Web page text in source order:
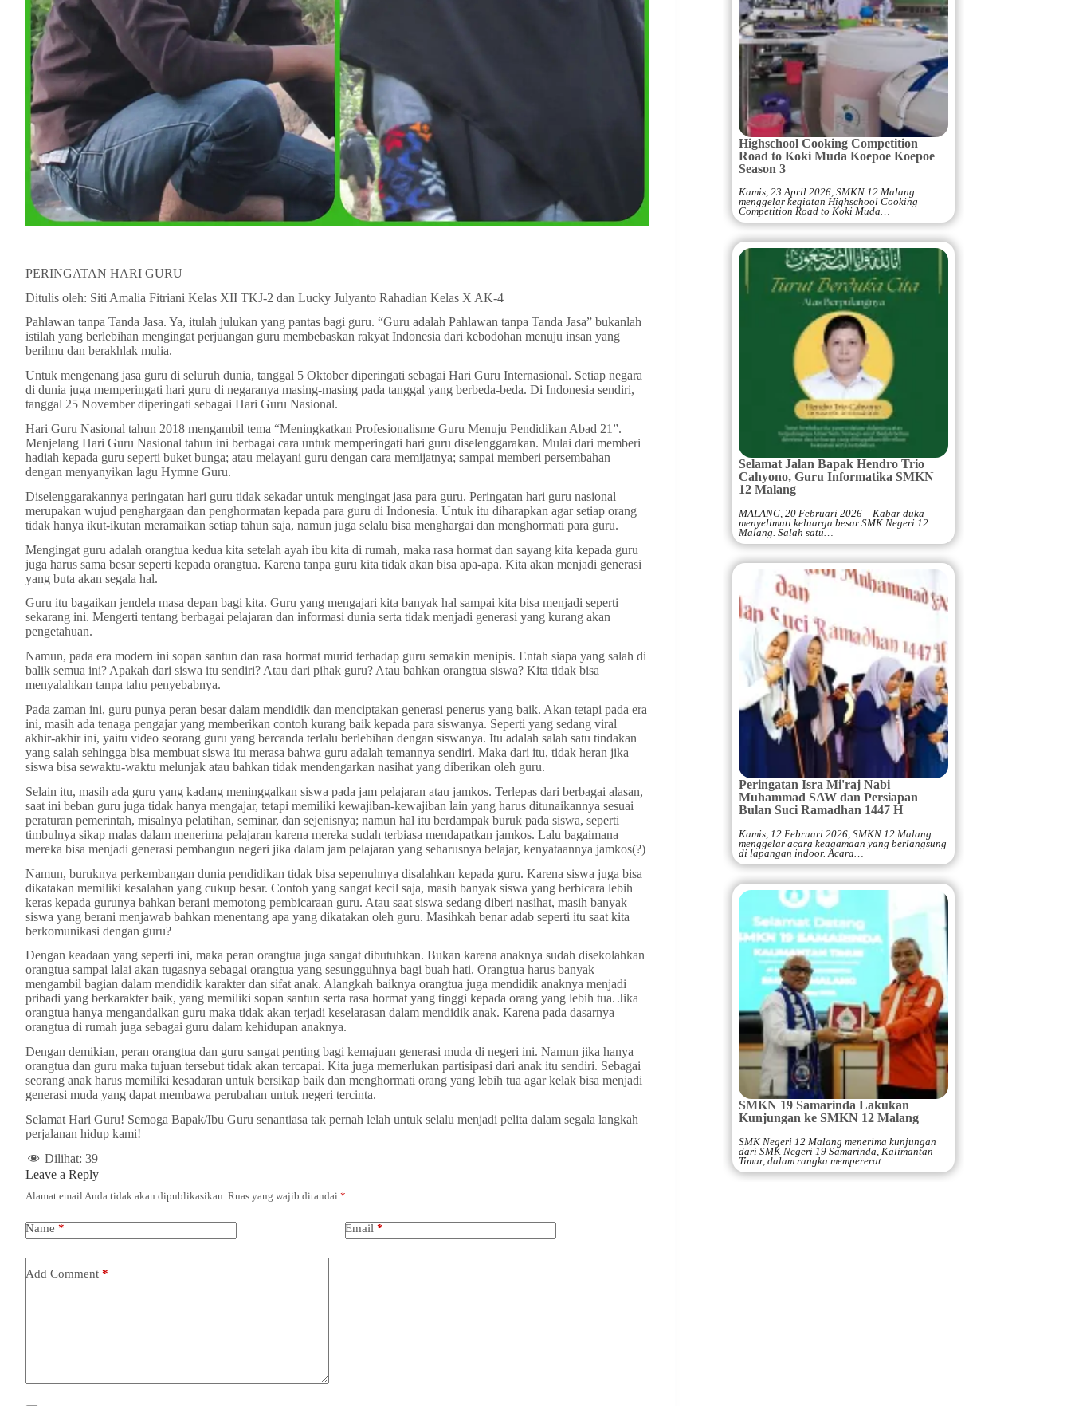
PERINGATAN HARI GURU
Ditulis oleh: Siti Amalia Fitriani Kelas XII TKJ-2 dan Lucky Julyanto Rahadian Kelas X AK-4
Pahlawan tanpa Tanda Jasa. Ya, itulah julukan yang pantas bagi guru. “Guru adalah Pahlawan tanpa Tanda Jasa” bukanlah
istilah yang berlebihan mengingat perjuangan guru membebaskan rakyat Indonesia dari kebodohan menuju insan yang
berilmu dan berakhlak mulia.
Untuk mengenang jasa guru di seluruh dunia, tanggal 5 Oktober diperingati sebagai Hari Guru Internasional. Setiap negara
di dunia juga memperingati hari guru di negaranya masing-masing pada tanggal yang berbeda-beda. Di Indonesia sendiri,
tanggal 25 November diperingati sebagai Hari Guru Nasional.
Hari Guru Nasional tahun 2018 mengambil tema “Meningkatkan Profesionalisme Guru Menuju Pendidikan Abad 21”.
Menjelang Hari Guru Nasional tahun ini berbagai cara untuk memperingati hari guru diselenggarakan. Mulai dari memberi
hadiah kepada guru seperti buket bunga; atau melayani guru dengan cara memijatnya; sampai memberi persembahan
dengan menyanyikan lagu Hymne Guru.
Diselenggarakannya peringatan hari guru tidak sekadar untuk mengingat jasa para guru. Peringatan hari guru nasional
merupakan wujud penghargaan dan penghormatan kepada para guru di Indonesia. Untuk itu diharapkan agar setiap orang
tidak hanya ikut-ikutan meramaikan setiap tahun saja, namun juga selalu bisa menghargai dan menghormati para guru.
Mengingat guru adalah orangtua kedua kita setelah ayah ibu kita di rumah, maka rasa hormat dan sayang kita kepada guru
juga harus sama besar seperti kepada orangtua. Karena tanpa guru kita tidak akan bisa apa-apa. Kita akan menjadi generasi
yang buta akan segala hal.
Guru itu bagaikan jendela masa depan bagi kita. Guru yang mengajari kita banyak hal sampai kita bisa menjadi seperti
sekarang ini. Mengerti tentang berbagai pelajaran dan informasi dunia serta tidak menjadi generasi yang kurang akan
pengetahuan.
Namun, pada era modern ini sopan santun dan rasa hormat murid terhadap guru semakin menipis. Entah siapa yang salah di
balik semua ini? Apakah dari siswa itu sendiri? Atau dari pihak guru? Atau bahkan orangtua siswa? Kita tidak bisa
menyalahkan tanpa tahu penyebabnya.
Pada zaman ini, guru punya peran besar dalam mendidik dan menciptakan generasi penerus yang baik. Akan tetapi pada era
ini, masih ada tenaga pengajar yang memberikan contoh kurang baik kepada para siswanya. Seperti yang sedang viral
akhir-akhir ini, yaitu video seorang guru yang bercanda terlalu berlebihan dengan siswanya. Itu adalah salah satu tindakan
yang salah sehingga bisa membuat siswa itu merasa bahwa guru adalah temannya sendiri. Maka dari itu, tidak heran jika
siswa bisa sewaktu-waktu melunjak atau bahkan tidak mendengarkan nasihat yang diberikan oleh guru.
Selain itu, masih ada guru yang kadang meninggalkan siswa pada jam pelajaran atau jamkos. Terlepas dari berbagai alasan,
saat ini beban guru juga tidak hanya mengajar, tetapi memiliki kewajiban-kewajiban lain yang harus ditunaikannya sesuai
peraturan pemerintah, misalnya pelatihan, seminar, dan sejenisnya; namun hal itu berdampak buruk pada siswa, seperti
timbulnya sikap malas dalam menerima pelajaran karena mereka sudah terbiasa mendapatkan jamkos. Lalu bagaimana
mereka bisa menjadi generasi pembangun negeri jika dalam jam pelajaran yang seharusnya belajar, kenyataannya jamkos(?)
Namun, buruknya perkembangan dunia pendidikan tidak bisa sepenuhnya disalahkan kepada guru. Karena siswa juga bisa
dikatakan memiliki kesalahan yang cukup besar. Contoh yang sangat kecil saja, masih banyak siswa yang berbicara lebih
keras kepada gurunya bahkan berani memotong pembicaraan guru. Atau saat siswa sedang diberi nasihat, masih banyak
siswa yang berani menjawab bahkan menentang apa yang dikatakan oleh guru. Masihkah benar adab seperti itu saat kita
berkomunikasi dengan guru?
Dengan keadaan yang seperti ini, maka peran orangtua juga sangat dibutuhkan. Bukan karena anaknya sudah disekolahkan
orangtua sampai lalai akan tugasnya sebagai orangtua yang sesungguhnya bagi buah hati. Orangtua harus banyak
mengambil bagian dalam mendidik karakter dan sifat anak. Alangkah baiknya orangtua juga mendidik anaknya menjadi
pribadi yang berkarakter baik, yang memiliki sopan santun serta rasa hormat yang tinggi kepada orang yang lebih tua. Jika
orangtua hanya mengandalkan guru maka tidak akan terjadi keselarasan dalam mendidik anak. Karena pada dasarnya
orangtua di rumah juga sebagai guru dalam kehidupan anaknya.
Dengan demikian, peran orangtua dan guru sangat penting bagi kemajuan generasi muda di negeri ini. Namun jika hanya
orangtua dan guru maka tujuan tersebut tidak akan tercapai. Kita juga memerlukan partisipasi dari anak itu sendiri. Sebagai
seorang anak harus memiliki kesadaran untuk bersikap baik dan menghormati orang yang lebih tua agar kelak bisa menjadi
generasi muda yang dapat membawa perubahan untuk negeri tercinta.
Selamat Hari Guru! Semoga Bapak/Ibu Guru senantiasa tak pernah lelah untuk selalu menjadi pelita dalam segala langkah
perjalanan hidup kami!
Dilihat: 39
Leave a Reply
Alamat email Anda tidak akan dipublikasikan. Ruas yang wajib ditandai *
Name * Email *
Add Comment *
Highschool Cooking Competition
Road to Koki Muda Koepoe Koepoe
Season 3
Kamis, 23 April 2026, SMKN 12 Malang
menggelar kegiatan Highschool Cooking
Competition Road to Koki Muda…
Selamat Jalan Bapak Hendro Trio
Cahyono, Guru Informatika SMKN
12 Malang
MALANG, 20 Februari 2026 – Kabar duka
menyelimuti keluarga besar SMK Negeri 12
Malang. Salah satu…
Peringatan Isra Mi'raj Nabi
Muhammad SAW dan Persiapan
Bulan Suci Ramadhan 1447 H
Kamis, 12 Februari 2026, SMKN 12 Malang
menggelar acara keagamaan yang berlangsung
di lapangan indoor. Acara…
SMKN 19 Samarinda Lakukan
Kunjungan ke SMKN 12 Malang
SMK Negeri 12 Malang menerima kunjungan
dari SMK Negeri 19 Samarinda, Kalimantan
Timur, dalam rangka mempererat…